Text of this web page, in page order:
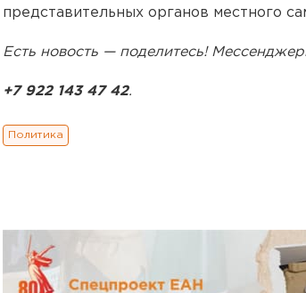
представительных органов местного
Есть новость — поделитесь!
+7 922 143 47 42.
Политика